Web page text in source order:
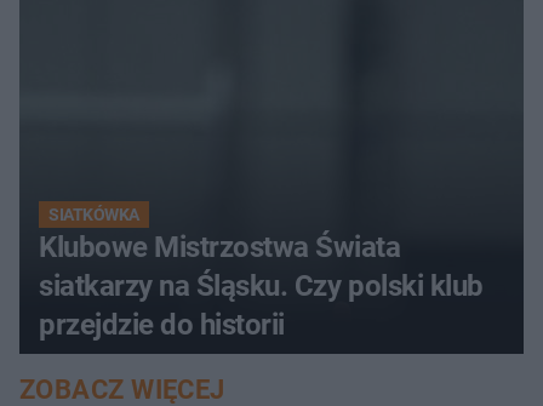
SIATKÓWKA
Klubowe Mistrzostwa Świata
siatkarzy na Śląsku. Czy polski klub
przejdzie do historii
ZOBACZ WIĘCEJ